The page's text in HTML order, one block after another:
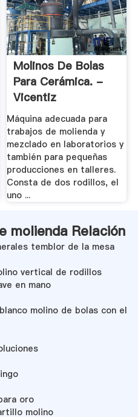
Molinos De Bolas
Para Cerámica. -
Vicentiz
Máquina adecuada para
trabajos de molienda y
mezclado en laboratorios y
también para pequeñas
producciones en talleres.
Consta de dos rodillos, el
uno ...
molienda Relación
temblor de la mesa
vertical de rodillos
en mano
molino de bolas con el
oro
molino